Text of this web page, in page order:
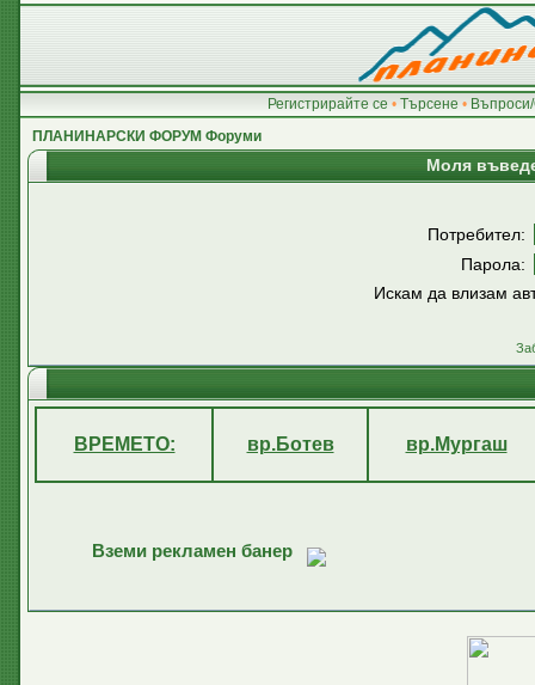
Регистрирайте се • Търсене •
ПЛАНИНАРСКИ ФОРУМ Форуми
Моля
Потребител:
Парола:
Искам да влизам
ВРЕМЕТО: вр.Ботев вр.Мургаш
Вземи рекламен банер